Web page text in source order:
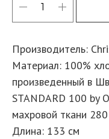
Производитель:
Материал: 100%
произведенный в
STANDARD 100 by
махровой ткани 280
Длина: 133 см